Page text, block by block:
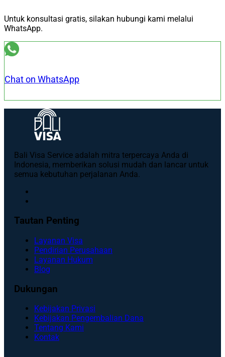
Untuk konsultasi gratis, silakan hubungi kami melalui
WhatsApp.
Chat on WhatsApp
Bali Visa Service adalah mitra terpercaya Anda di
Indonesia, memberikan solusi mudah dan lancar untuk
semua kebutuhan perjalanan Anda.
Tautan Penting
Layanan Visa
Pendirian Perusahaan
Layanan Hukum
Blog
Dukungan
Kebijakan Privasi
Kebijakan Pengembalian Dana
Tentang Kami
Kontak